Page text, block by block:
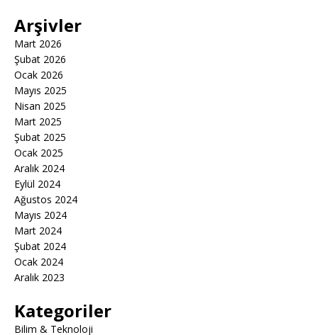
Arşivler
Mart 2026
Şubat 2026
Ocak 2026
Mayıs 2025
Nisan 2025
Mart 2025
Şubat 2025
Ocak 2025
Aralık 2024
Eylül 2024
Ağustos 2024
Mayıs 2024
Mart 2024
Şubat 2024
Ocak 2024
Aralık 2023
Kategoriler
Bilim & Teknoloji